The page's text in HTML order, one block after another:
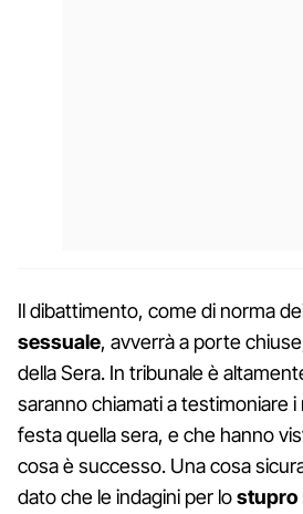
Il dibattimento, come di norma
sessuale, avverrà a porte
della Sera. In tribunale è
saranno chiamati a testimoniare i
festa quella sera, e che hanno
cosa è successo. Una cosa
dato che le indagini per lostupro